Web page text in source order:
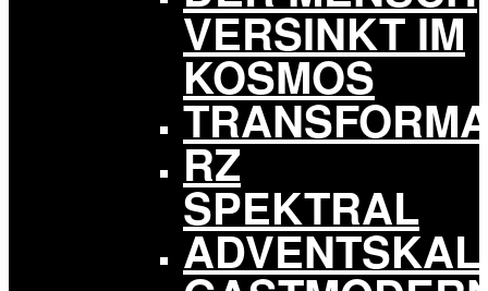
VERSINKT IM
KOSMOS
RZ
SPEKTRAL